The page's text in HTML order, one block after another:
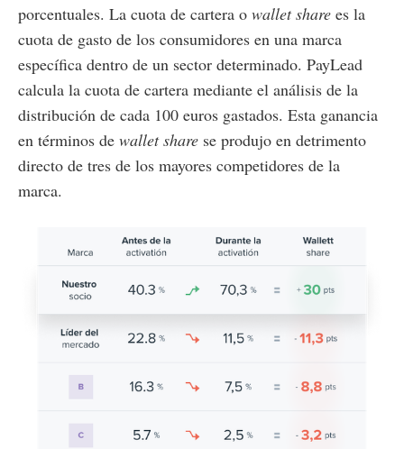
porcentuales. La cuota de cartera o wallet share es la
cuota de gasto de los consumidores en una marca
específica dentro de un sector determinado. PayLead
calcula la cuota de cartera mediante el análisis de la
distribución de cada 100 euros gastados. Esta ganancia
en términos de wallet share se produjo en detrimento
directo de tres de los mayores competidores de la
marca.